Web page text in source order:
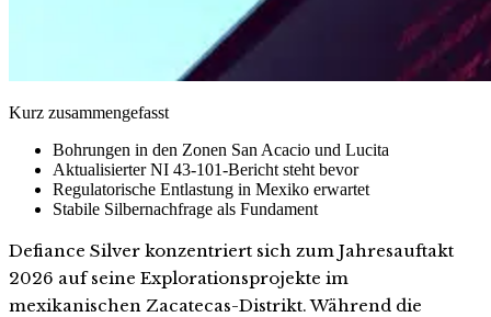
Kurz zusammengefasst
Bohrungen in den Zonen San Acacio und Lucita
Aktualisierter NI 43-101-Bericht steht bevor
Regulatorische Entlastung in Mexiko erwartet
Stabile Silbernachfrage als Fundament
Defiance Silver konzentriert sich zum Jahresauftakt
2026 auf seine Explorationsprojekte im
mexikanischen Zacatecas-Distrikt. Während die